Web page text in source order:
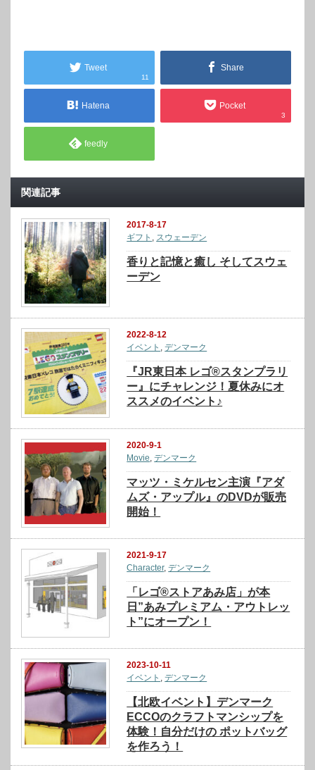
Tweet
11
Share
Hatena Pocket
3
feedly
関連記事
2017-8-17
ギフト
スウェーデン
香りと記憶と癒し そしてスウェ
ーデン
2022-8-12
イベント ,デンマーク
『JR東日本 レゴ®スタンプラリ
ー』にチャレンジ！夏休みにオ
ススメのイベント♪
2020-9-1
Movie ,デンマーク
マッツ・ミケルセン主演『アダ
ムズ・アップル』のDVDが販売
開始！
2021-9-17
Character,デンマーク
「レゴ®ストアあみ店」が本
日”あみプレミアム・アウトレッ
ト”にオープン！
2023-10-11
イベント ,デンマーク
【北欧イベント】デンマーク
ECCOのクラフトマンシップを
体験！自分だけの ポットバッグ
を作ろう！